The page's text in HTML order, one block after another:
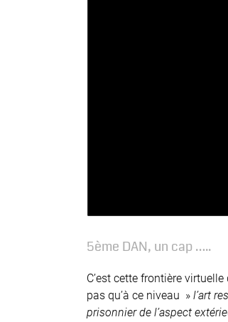
5ème DAN, un cap …..
C’est cette frontière
pas qu’à ce niveau » l’art
prisonnier de l’aspect